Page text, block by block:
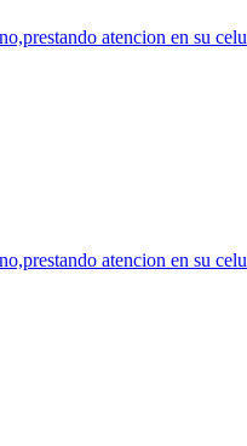
atencion en su
atencion en su